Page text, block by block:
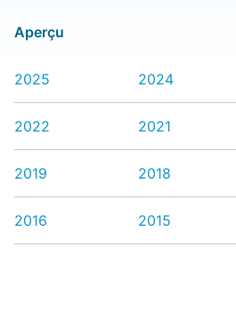
Aperçu
2025 2024
2022 2021
2019 2018
2016 2015